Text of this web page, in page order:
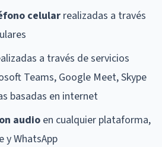
celular realizadas a través
a través de servicios
Teams, Google Meet, Skype
basadas en internet
audio en cualquier plataforma,
y WhatsApp